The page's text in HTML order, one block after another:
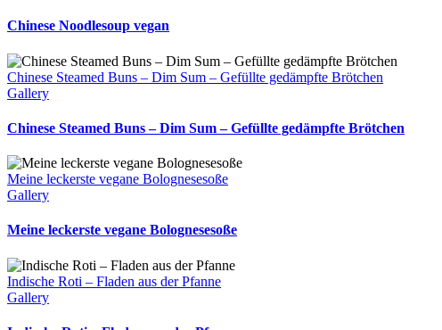
Chinese Noodlesoup vegan
Chinese Steamed Buns – Dim Sum – Gefüllte gedämpfte Brötchen
Gallery
Chinese Steamed Buns – Dim Sum – Gefüllte gedämpfte Brötchen
Meine leckerste vegane Bolognesesoße
Gallery
Meine leckerste vegane Bolognesesoße
Indische Roti – Fladen aus der Pfanne
Gallery